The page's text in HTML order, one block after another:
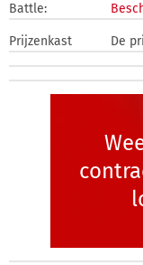
Battle:
Prijzenkast De